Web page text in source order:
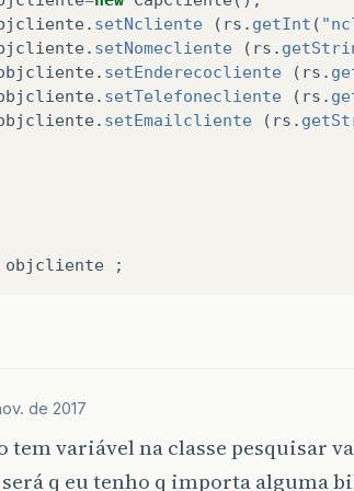
. setNcliente ( rs . getInt (
. setNomecliente ( rs .
. setEnderecocliente ( rs .
. setTelefonecliente ( rs .
. setEmailcliente ( rs .
objcliente ;
de 2017
tem variável na classe pesquisar
q eu tenho q importa alguma